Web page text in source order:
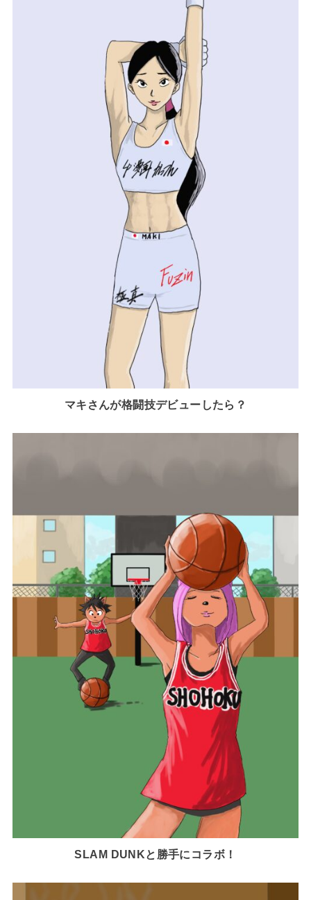
マキさんが格闘技デビューしたら？
SLAM DUNKと勝手にコラボ！